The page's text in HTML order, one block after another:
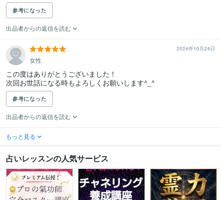
参考になった
出品者からの返信を読む
2024年10月24日
女性
この度はありがとうございました！
次回お世話になる時もよろしくお願いします^_^
参考になった
出品者からの返信を読む
もっと見る
占いレッスンの人気サービス